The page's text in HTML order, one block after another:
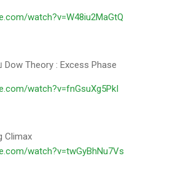
watch?v=W48iu2MaGtQ
Theory : Excess Phase
watch?v=fnGsuXg5PkI
Climax
watch?v=twGyBhNu7Vs